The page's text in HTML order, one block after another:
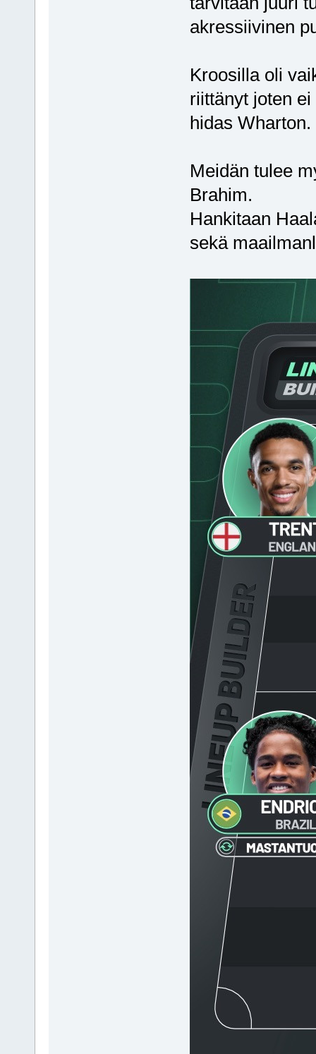
akressiivinen
Kroosilla oli
riittänyt joten
hidas Wharton.
Meidän tulee
Brahim.
Hankitaan
sekä